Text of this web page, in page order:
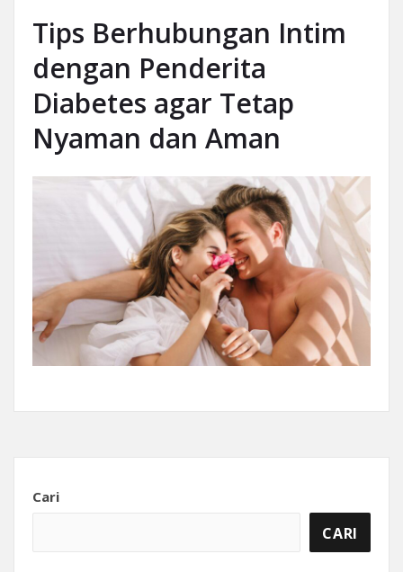
Tips Berhubungan Intim
dengan Penderita
Diabetes agar Tetap
Nyaman dan Aman
Cari
CARI